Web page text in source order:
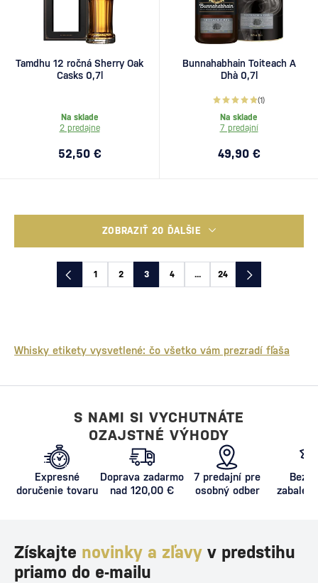
Tamdhu 12 ročná Sherry Oak
Casks 0,7l
Na sklade
2 predajne
52,50 €
Bunnahabhain Toiteach A
Dhà 0,7l
(1)
Na sklade
7 predajní
49,90 €
ZOBRAZIŤ 20 ĎALŠIE
1 2 3 4 ... 24
Whisky etikety vysvetlené: čo všetko vám prezradí fľaša
S NAMI SI VYCHUTNÁTE
OZAJSTNÉ VÝHODY
Expresné
doručenie tovaru
Doprava zadarmo
nad 120,00 €
7 predajní pre
osobný odber
Získajte novinky a zľavy v predstihu
priamo do e-mailu